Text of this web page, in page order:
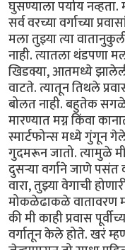
घुसण्याला पर्याय
सर्व वरच्या वर्गाच्या
मला तुझ्या त्या
नाही. त्यातला थंडपणा
खिडक्या, आतमध्ये
वाटते. त्यातून तिथले
बोलत नाही. बहुतेक
मारण्यात मग्न किंवा
स्मार्टफोन्स मध्ये गुंगून
गुदमरून जातो. त्यामुळे
दुसऱ्या वर्गाने जाणे
वारा, तुझ्या वेगाची
मोकळेढाकळे वातावरण
की मी काही प्रवास
वर्गातून केले होते. खरं